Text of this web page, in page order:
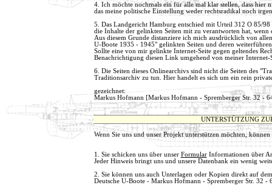
4. Ich möchte nochmals ein für alle mal klar stellen, dass hier
das meine politische Einstellung weder rechtsradikal noch
5. Das Landgericht Hamburg entschied mit Urteil 312 O 85/
die Inhalte der gelinkten Seiten mit zu verantworten hat,
Aus diesem Grunde distanziere ich mich ausdrücklich von
U-Boote 1935 - 1945" gelinkten Seiten und deren
Sollte eine von mir gelinkte Internet-Seite gegen geltendes
Benachrichtigung diesen Link umgehend von meiner Internet-
6. Die Seiten dieses Onlinearchivs sind nicht die Seiten des
Traditionsarchiv zu tun. Hier handelt es sich um ein rein
gezeichnet:
Markus Hofmann [Markus Hofmann - Spremberger Str. 32 -
UNTERSTÜTZUNG
Wenn Sie uns und unser Projekt unterstützen möchten,
1. Sie schicken uns über unser FormularInformationen über
Jeder Hinweis bringt uns und unsere Datenbank ein wenig
2. Sie können uns auch Unterlagen oder Kopien direkt auf
Deutsche U-Boote - Markus Hofmann - Spremberger Str. 32 -